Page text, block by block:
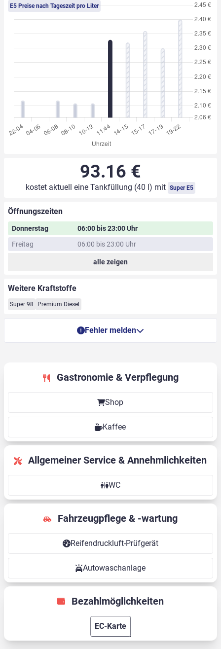
E5 Preise nach Tageszeit pro Liter
93.16 €
kostet aktuell eine Tankfüllung (40 l) mit Super E5
Öffnungszeiten
Donnerstag
06:00 bis 23:00 Uhr
Freitag
06:00 bis 23:00 Uhr
alle zeigen
Weitere Kraftstoffe
Super 98 Premium Diesel
Fehler melden
Gastronomie & Verpflegung
Shop
Kaffee
Allgemeiner Service & Annehmlichkeiten
WC
Fahrzeugpflege & -wartung
Reifendruckluft-Prüfgerät
Autowaschanlage
Bezahlmöglichkeiten
EC-Karte